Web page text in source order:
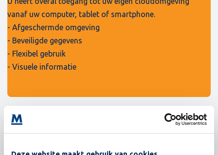
vanaf uw computer, tablet of smartphone.
- Afgeschermde omgeving
- Beveiligde gegevens
- Flexibel gebruik
- Visuele informatie